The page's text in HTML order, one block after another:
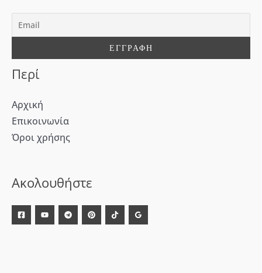
α
Περί
Αρχική
Επικοινωνία
Όροι χρήσης
Ακολουθήστε